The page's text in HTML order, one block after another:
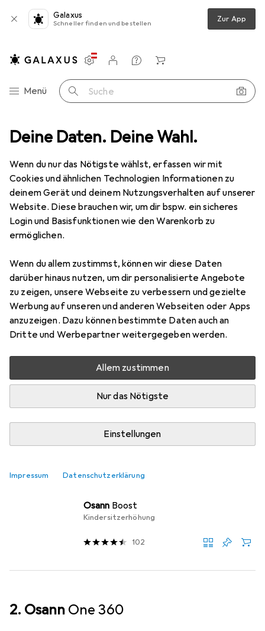
Deine Daten. Deine Wahl.
Wenn du nur das Nötigste wählst, erfassen wir mit
Cookies und ähnlichen Technologien Informationen zu
deinem Gerät und deinem Nutzungsverhalten auf unserer
Website. Diese brauchen wir, um dir bspw. ein sicheres
Login und Basisfunktionen wie den Warenkorb zu
ermöglichen.
Wenn du allem zustimmst, können wir diese Daten
darüber hinaus nutzen, um dir personalisierte Angebote
zu zeigen, unsere Webseite zu verbessern und gezielte
Werbung auf unseren und anderen Webseiten oder Apps
anzuzeigen. Dazu können bestimmte Daten auch an
Dritte und Werbepartner weitergegeben werden.
Allem zustimmen
Nur das Nötigste
Einstellungen
Impressum Datenschutzerklärung
Galaxus
Schneller finden und bestellen Zur App
Navigation nach Kategorien
Menü Suche
Einstellungen
Kundenkonto
Vergleichslisten
Merklisten
Warenkorb
Top bewertete Kindersitze
Diese Seite bleibt immer aktuell und wird automatisch
aktualisiert. i
1. OsannBoost
komfortable Lösung für Kinder im Wachstum, die
eine Körpergrösse von 135 bis 150 cm haben.
Highlights:
- Inklusive
mehr
Das meinen unsere Kunden i
Pro
einfache Handhabung
Gute Qualität
Erfüllt seine Funktion
Kindersitz
Osann Boost
Kindersitzerhöhung
102
2. Osann One 360